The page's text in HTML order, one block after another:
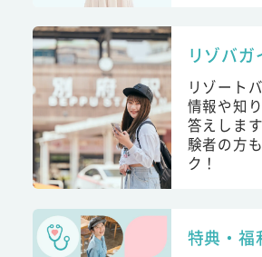
リゾバガ
リゾート
情報や知
答えしま
験者の方
ク！
特典・福